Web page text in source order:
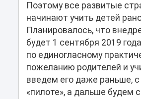
Поэтому все развитые
начинают учить детей
Планировалось, что
будет 1 сентября 2019
по единогласному
пожеланию родителей и
введем его даже раньше, с
«пилоте», а дальше будем